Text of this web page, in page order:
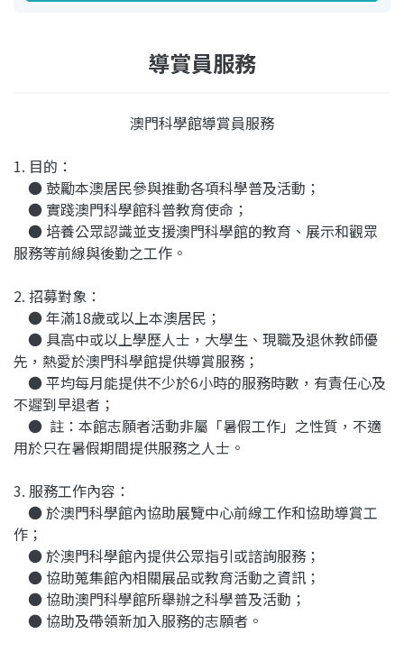
導賞員服務
澳門科學館導賞員服務
1. 目的：
● 鼓勵本澳居民參與推動各項科學普及活動；
● 實踐澳門科學館科普教育使命；
● 培養公眾認識並支援澳門科學館的教育、展示和觀眾
服務等前線與後勤之工作。
2. 招募對象：
● 年滿18歲或以上本澳居民；
● 具高中或以上學歷人士，大學生、現職及退休教師優
先，熱愛於澳門科學館提供導賞服務；
● 平均每月能提供不少於6小時的服務時數，有責任心及
不遲到早退者；
● 註：本館志願者活動非屬「暑假工作」之性質，不適
用於只在暑假期間提供服務之人士。
3. 服務工作內容：
● 於澳門科學館內協助展覽中心前線工作和協助導賞工
作；
● 於澳門科學館內提供公眾指引或諮詢服務；
● 協助蒐集館內相關展品或教育活動之資訊；
● 協助澳門科學館所舉辦之科學普及活動；
● 協助及帶領新加入服務的志願者。